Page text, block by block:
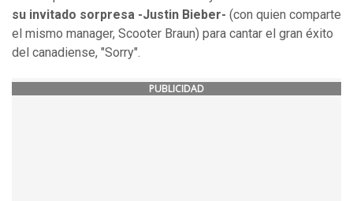
su invitado sorpresa -Justin Bieber- (con quien comparte
el mismo manager, Scooter Braun) para cantar el gran éxito
del canadiense, "Sorry".
PUBLICIDAD